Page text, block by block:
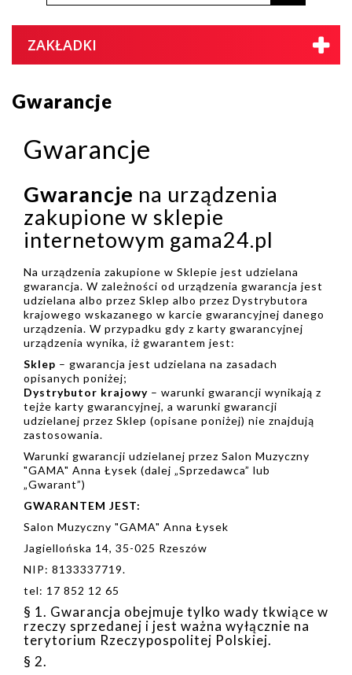
ZAKŁADKI
Gwarancje
Gwarancje
Gwarancje na urządzenia
zakupione w sklepie
internetowym gama24.pl
Na urządzenia zakupione w Sklepie jest udzielana
gwarancja. W zależności od urządzenia gwarancja jest
udzielana albo przez Sklep albo przez Dystrybutora
krajowego wskazanego w karcie gwarancyjnej danego
urządzenia. W przypadku gdy z karty gwarancyjnej
urządzenia wynika, iż gwarantem jest:
Sklep – gwarancja jest udzielana na zasadach
opisanych poniżej;
Dystrybutor krajowy – warunki gwarancji wynikają z
tejże karty gwarancyjnej, a warunki gwarancji
udzielanej przez Sklep (opisane poniżej) nie znajdują
zastosowania.
Warunki gwarancji udzielanej przez Salon Muzyczny
"GAMA" Anna Łysek (dalej „Sprzedawca” lub
„Gwarant”)
GWARANTEM JEST:
Salon Muzyczny "GAMA" Anna Łysek
Jagiellońska 14, 35-025 Rzeszów
NIP: 8133337719.
tel: 17 852 12 65
§ 1. Gwarancja obejmuje tylko wady tkwiące w
rzeczy sprzedanej i jest ważna wyłącznie na
terytorium Rzeczypospolitej Polskiej.
§ 2.